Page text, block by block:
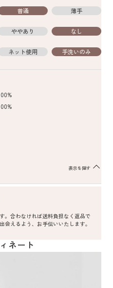
普通 薄手
ややあり なし
ネット使用 手洗いのみ
表示を隠す
。合わなければ送料負担なく返品で
会えるよう、お手伝いいたします。
ネート